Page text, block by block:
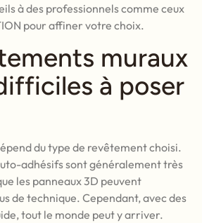
à des professionnels comme ceux
pour affiner votre choix.
muraux
à poser
du type de revêtement choisi.
adhésifs sont généralement très
les panneaux 3D peuvent
de technique. Cependant, avec des
tout le monde peut y arriver.